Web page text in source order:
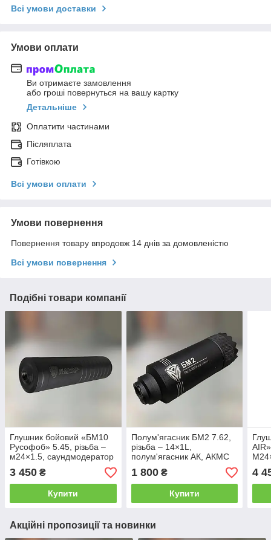
Всі умови доставки
Умови оплати
Ви отримаєте замовлення
або гроші повернуться на вашу картку
Детальніше
Оплатити частинами
Післяплата
Готівкою
Всі умови оплати
Умови повернення
Повернення товару впродовж 14 днів за домовленістю
Всі умови повернення
Подібні товари компанії
Глушник бойовий «БМ10
Русофоб» 5.45, різьба –
м24×1.5, саундмодератор
АК-74
3 450 ₴
Купити
Полум'ягасник БМ2 7.62,
різьба – 14×1L,
полум'ягасник АК, АКМС
1 800₴
Купити
АК-
4
Акційні пропозиції та новинки